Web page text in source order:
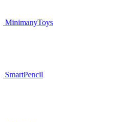
MinimanyToys
SmartPencil